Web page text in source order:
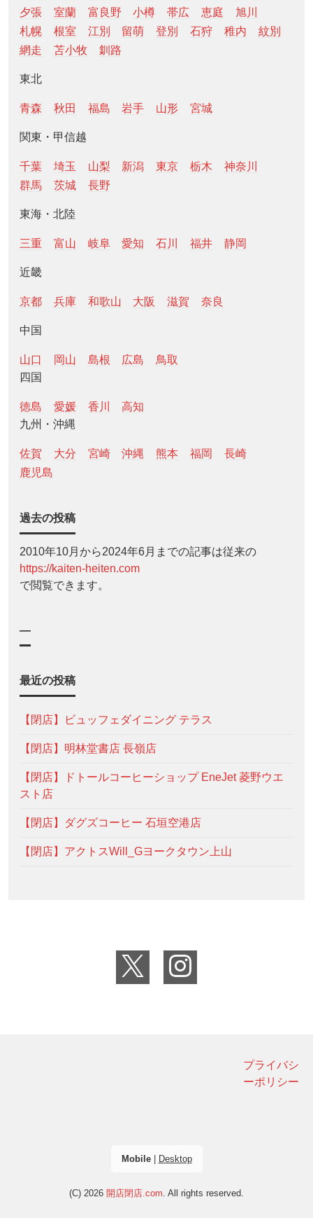
夕張
室蘭 富良野 小樽 帯広 恵庭
旭川
札幌
根室 江別 留萌 登別 石狩 稚内
紋別
網走
苫小牧 釧路
東北
青森 秋田 福島 岩手 山形 宮城
関東・甲信越
千葉 埼玉 山梨 新潟 東京 栃木
神奈川
群馬
茨城 長野
東海・北陸
三重 富山 岐阜 愛知 石川 福井 静岡
近畿
京都 兵庫 和歌山 大阪 滋賀 奈良
中国
山口 岡山 島根 広島
鳥取
四国
徳島 愛媛 香川
高知
九州・沖縄
佐賀 大分 宮崎 沖縄 熊本 福岡
長崎
鹿児島
過去の投稿
2010年10月から2024年6月までの記事は従来の
https://kaiten-heiten.com
で閲覧できます。
—
最近の投稿
【閉店】ビュッフェダイニング テラス
【閉店】明林堂書店 長嶺店
【閉店】ドトールコーヒーショップ EneJet 菱野ウエ
スト店
【閉店】ダグズコーヒー 石垣空港店
【閉店】アクトスWill_Gヨークタウン上山
プライバシ
ーポリシー
Mobile| Desktop
(C) 2026 開店閉店.com . All rights reserved.